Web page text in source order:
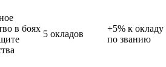
в боях
5 окладов
+5% к окладу
по званию